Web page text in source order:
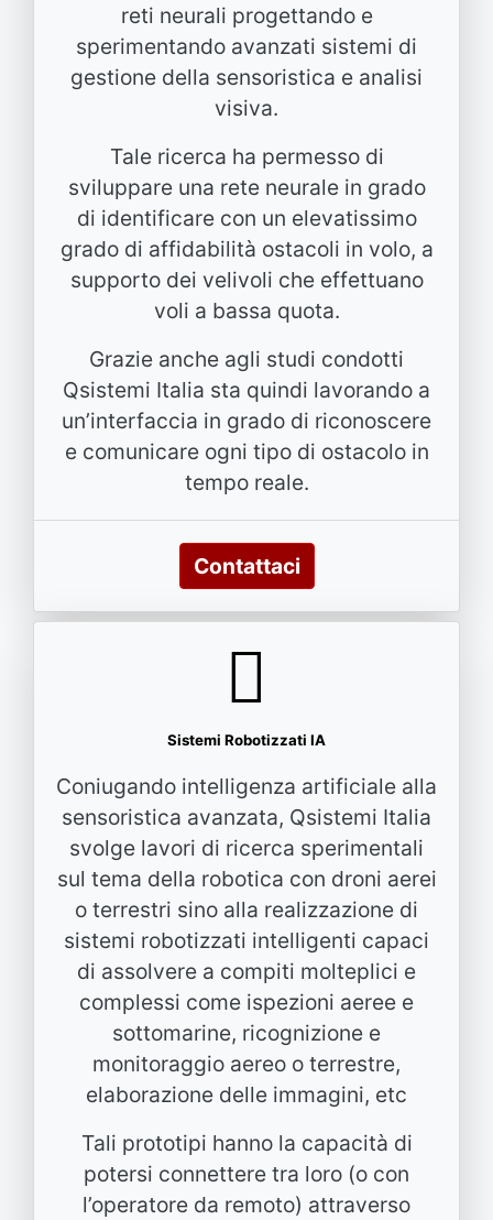
reti neurali progettando e
sperimentando avanzati sistemi di
gestione della sensoristica e analisi
visiva.
Tale ricerca ha permesso di
sviluppare una rete neurale in grado
di identificare con un elevatissimo
grado di affidabilità ostacoli in volo, a
supporto dei velivoli che effettuano
voli a bassa quota.
Grazie anche agli studi condotti
Qsistemi Italia sta quindi lavorando a
un’interfaccia in grado di riconoscere
e comunicare ogni tipo di ostacolo in
tempo reale.
Contattaci
Sistemi Robotizzati IA
Coniugando intelligenza artificiale alla
sensoristica avanzata, Qsistemi Italia
svolge lavori di ricerca sperimentali
sul tema della robotica con droni aerei
o terrestri sino alla realizzazione di
sistemi robotizzati intelligenti capaci
di assolvere a compiti molteplici e
complessi come ispezioni aeree e
sottomarine, ricognizione e
monitoraggio aereo o terrestre,
elaborazione delle immagini, etc
Tali prototipi hanno la capacità di
potersi connettere tra loro (o con
l’operatore da remoto) attraverso